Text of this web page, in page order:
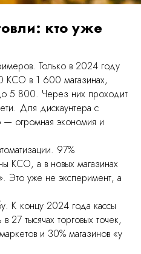
кто уже
Только в 2024 году
КСО в 1 600 магазинах,
5 800. Через них проходит
Для дискаунтера с
— огромная экономия и
97%
КСО, а в новых магазинах
Это уже не эксперимент, а
К концу 2024 года кассы
27 тысячах торговых точек,
и 30% магазинов «у